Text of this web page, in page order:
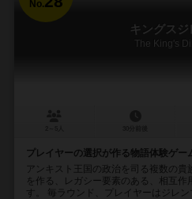
No.
キングスジ
The King's
プレイヤーの選択が作る物語体験ゲー
アンキスト王国の政治を司る複数の
を作る、レガシー要素のある、相互作
す。 毎ラウンド、プレイヤーはジレン